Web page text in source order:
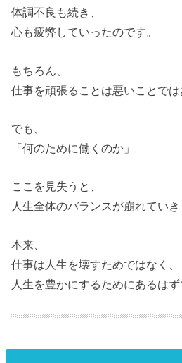
体調不良も続き、
心も疲弊していったのです。
もちろん、
仕事を頑張ることは悪いことでは
でも、
「何のために働くのか」
ここを見失うと、
人生全体のバランスが崩れていき
本来、
仕事は人生を壊すためではなく、
人生を豊かにするためにあるはず